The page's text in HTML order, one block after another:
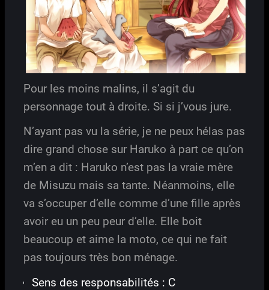
Pour les moins malins, il s’agit du
personnage tout à droite. Si si j’vous jure.
N’ayant pas vu la série, je ne peux hélas pas
dire grand chose sur Haruko à part ce qu’on
m’en a dit : Haruko n’est pas la vraie mère
de Misuzu mais sa tante. Néanmoins, elle
va s’occuper d’elle comme d’une fille après
avoir eu un peu peur d’elle. Elle boit
beaucoup et aime la moto, ce qui ne fait
pas toujours très bon ménage.
Sens des responsabilités : C